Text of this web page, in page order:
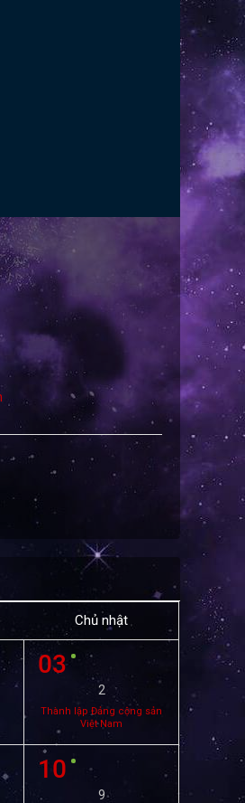
Chủ nhật
03
2
Thành lập Đảng cộng sản
Việt Nam
10
9